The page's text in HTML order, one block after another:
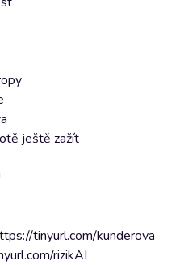
ještě zažít
tinyurl.com/kunderova
rizikAI